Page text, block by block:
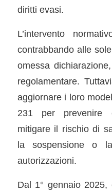
diritti evasi.
L’intervento
contrabbando alle
omessa
regolamentare.
aggiornare i loro
231 per prevenire
mitigare il rischio di
la sospensione o
autorizzazioni.
Dal 1° gennaio